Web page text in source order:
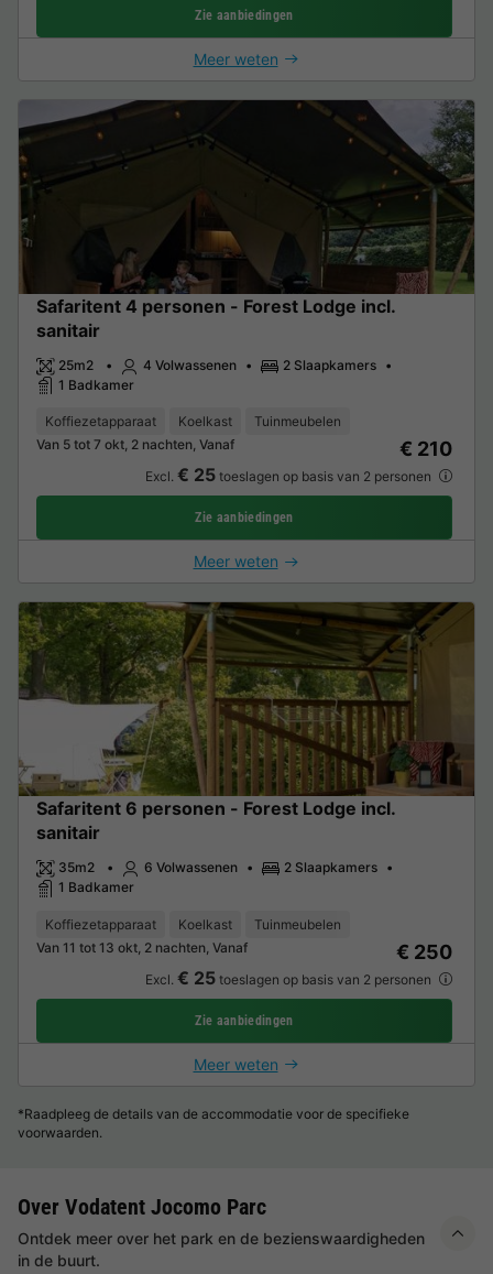
Zie aanbiedingen
Meer weten
Safaritent 4 personen - Forest Lodge incl.
sanitair
25m2 4 Volwassenen
2 Slaapkamers
1 Badkamer
Koffiezetapparaat Koelkast
Tuinmeubelen
Van 5 tot 7 okt, 2 nachten, Vanaf
€ 210
Excl. € 25toeslagen op basis van 2 personen
Zie aanbiedingen
Meer weten
Safaritent 6 personen - Forest Lodge incl.
sanitair
35m2 6 Volwassenen
2 Slaapkamers
1 Badkamer
Koffiezetapparaat Koelkast
Tuinmeubelen
Van 11 tot 13 okt, 2 nachten, Vanaf
€ 250
Excl. € 25toeslagen op basis van 2 personen
Zie aanbiedingen
Meer weten
*Raadpleeg de details van de accommodatie voor de specifieke
voorwaarden.
Over Vodatent Jocomo Parc
Ontdek meer over het park en de bezienswaardigheden
in de buurt.